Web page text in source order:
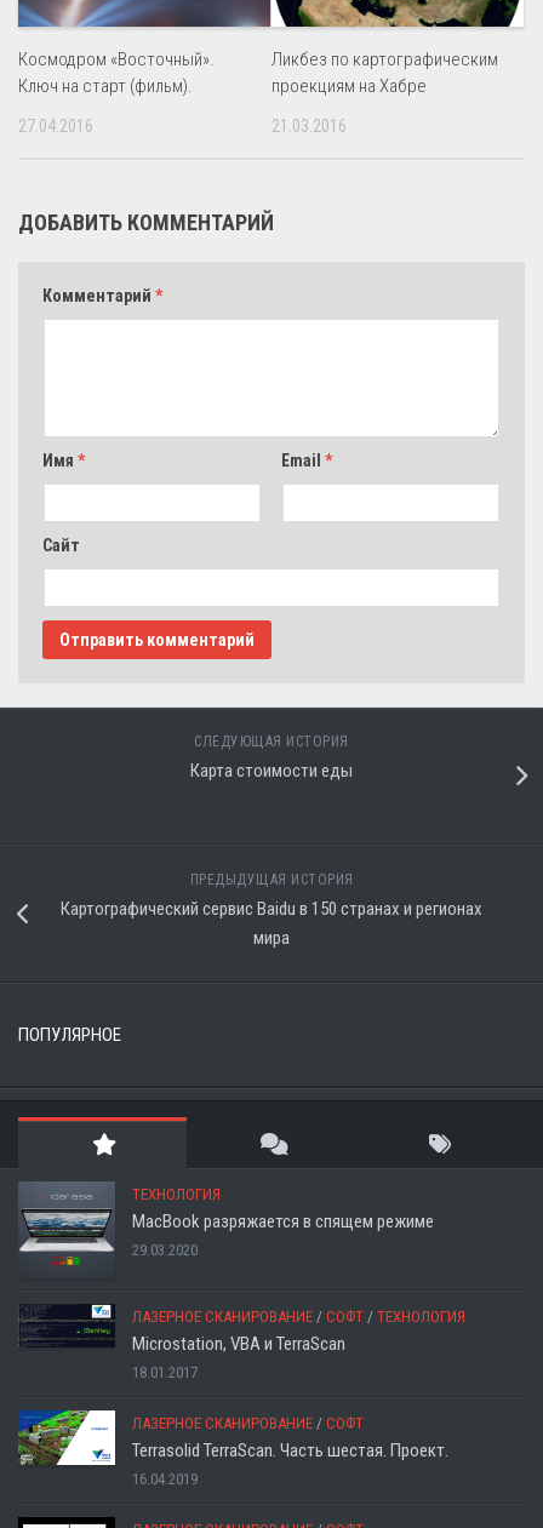
Космодром «Восточный».
Ключ на старт (фильм).
27.04.2016
Ликбез по картографическим
проекциям на Хабре
21.03.2016
ДОБАВИТЬ КОММЕНТАРИЙ
Комментарий *
Имя * Email *
Сайт
СЛЕДУЮЩАЯ ИСТОРИЯ
Карта стоимости еды
ПРЕДЫДУЩАЯ ИСТОРИЯ
Картографический сервис Baidu в 150 странах и регионах
мира
ПОПУЛЯРНОЕ
ТЕХНОЛОГИЯ
MacBook разряжается в спящем режиме
29.03.2020
ЛАЗЕРНОЕ СКАНИРОВАНИЕ / СОФТ / ТЕХНОЛОГИЯ
Microstation, VBA и TerraScan
18.01.2017
ЛАЗЕРНОЕ СКАНИРОВАНИЕ / СОФТ
Terrasolid TerraScan. Часть шестая. Проект.
16.04.2019